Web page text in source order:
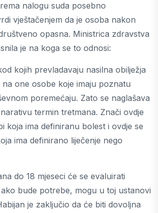
nalogu suda posebno
vještačenjem da je osoba nakon
opasna. Ministrica zdravstva
je na koga se to odnosi:
kojih prevladavaju nasilna obilježja
one osobe koje imaju poznatu
poremećaju. Zato se naglašava
termin tretmana. Znači ovdje
koja ima definiranu bolest i ovdje se
ima definirano liječenje nego
do 18 mjeseci će se evaluirati
bude potrebe, mogu u toj ustanovi
je zaključio da će biti dovoljna